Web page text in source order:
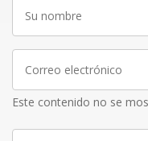
nombre
electrónico
Este contenido no se